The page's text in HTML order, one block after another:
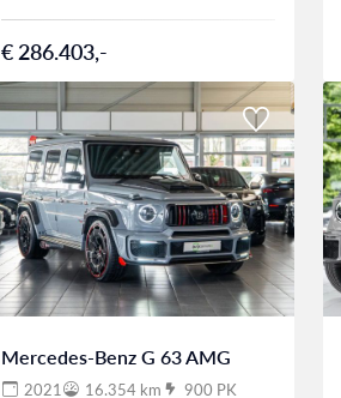
€ 286.403,-
Mercedes-Benz G 63 AMG
2021 16.354 km
900 PK